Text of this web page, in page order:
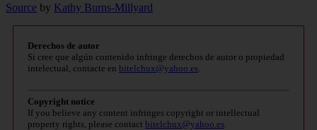
Source by Kathy Burns-Millyard
Derechos de autor
Si cree que algún contenido infringe derechos de autor o propiedad
intelectual, contacte en bitelchux@yahoo.es
Copyright notice
If you believe any content infringes copyright or intellectual
property rights, please contact bitelchux@yahoo.es